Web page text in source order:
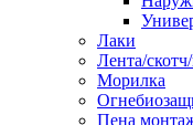
Лаки
Лента/
Морилка
Пена